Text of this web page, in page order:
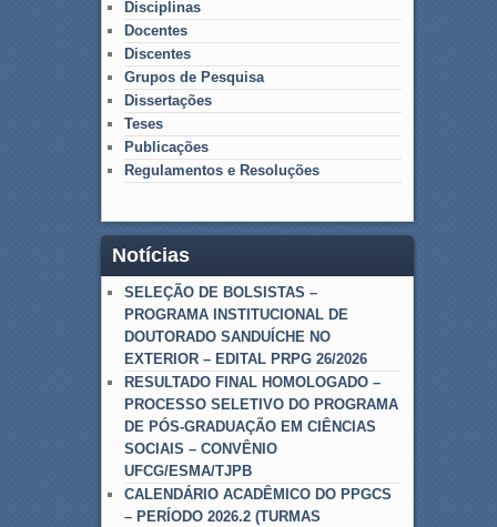
Disciplinas
Docentes
Discentes
Grupos de Pesquisa
Dissertações
Teses
Publicações
Regulamentos e Resoluções
Notícias
SELEÇÃO DE BOLSISTAS –
PROGRAMA INSTITUCIONAL DE
DOUTORADO SANDUÍCHE NO
EXTERIOR – EDITAL PRPG 26/2026
RESULTADO FINAL HOMOLOGADO –
PROCESSO SELETIVO DO PROGRAMA
DE PÓS-GRADUAÇÃO EM CIÊNCIAS
SOCIAIS – CONVÊNIO
UFCG/ESMA/TJPB
CALENDÁRIO ACADÊMICO DO PPGCS
– PERÍODO 2026.2 (TURMAS